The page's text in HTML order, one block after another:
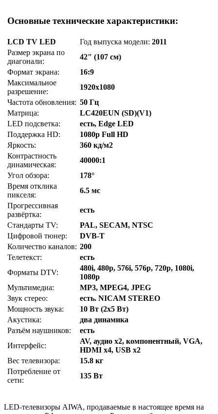
Основные технические характеристики:
LCD TV LED Год выпуска модели:2011
Размер экрана по
диагонали:
42" (107 см)
Формат экрана:
16:9
Максимальное
разрешение:
1920x1080
Частота обновления: 50 Гц
Матрица:
LC420EUN (SD)(V1)
LED подсветка:
есть, Edge LED
Поддержка HD:
1080p Full HD
Яркость:
360 кд/м2
Контрастность
динамическая:
40000:1
Угол обзора:
178°
Время отклика
пикселя:
6.5 мс
Прогрессивная
развёртка:
есть
Стандарты TV:
PAL, SECAM, NTSC
Цифровой тюнер:
DVB-T
Количество каналов: 200
Телетекст:
есть
Форматы DTV:
480i, 480p, 576i, 576p, 720p, 1080i,
1080p
Мультимедиа:
MP3, MPEG4, JPEG
Звук стерео:
есть. NICAM STEREO
Мощность звука:
10 Вт (2х5 Вт)
Акустика:
два динамика
Разъём наушников:
есть
Интерфейс:
AV, аудио x2, компонентный, VGA,
HDMI x4, USB x2
Вес телевизора:
15.8 кг
Потребление от
сети:
135 Вт
LED-телевизоры AIWA, продаваемые в настоящее время на